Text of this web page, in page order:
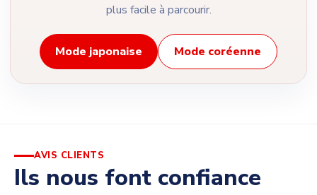
plus facile à parcourir.
Mode japonaise Mode coréenne
AVIS CLIENTS
Ils nous font confiance